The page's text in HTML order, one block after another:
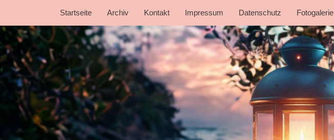
Startseite Archiv Kontakt Impressum Datenschutz Fotogalerie